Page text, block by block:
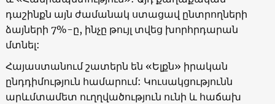
դաշինքն այն ժամանակ ստացավ ընտրողների
ձայների 7%-ը, ինչը թույլ տվեց խորհրդարան
մտնել:
Հայաստանում շատերն են «Ելքն» իրական
ընդդիմություն համարում: Կուսակցությունն
արևմտամետ ուղղվածություն ունի և հաճախ